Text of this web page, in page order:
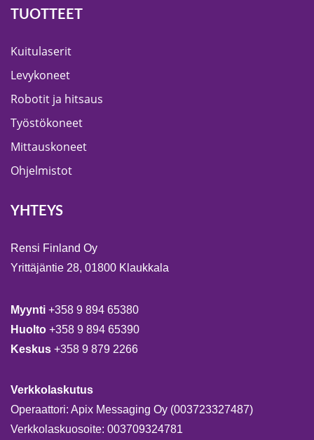
TUOTTEET
Kuitulaserit
Levykoneet
Robotit ja hitsaus
Työstökoneet
Mittauskoneet
Ohjelmistot
YHTEYS
Rensi Finland Oy
Yrittäjäntie 28, 01800 Klaukkala
Myynti +358 9 894 65380
Huolto +358 9 894 65390
Keskus +358 9 879 2266
Verkkolaskutus
Operaattori: Apix Messaging Oy (003723327487)
Verkkolaskuosoite: 003709324781